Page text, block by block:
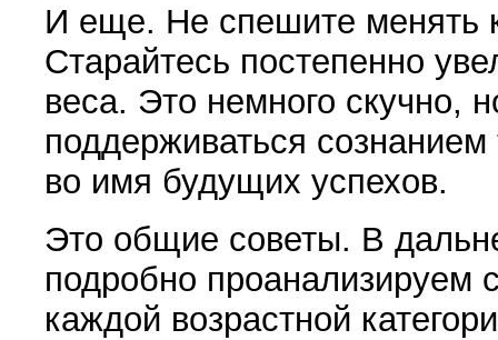
И еще. Не спешите менять
Старайтесь посте­пенно
ве­са. Это немного скучно,
поддерживаться созна­нием
во имя будущих успехов.
Это общие советы. В
подробно проанализируем
каждой воз­растной